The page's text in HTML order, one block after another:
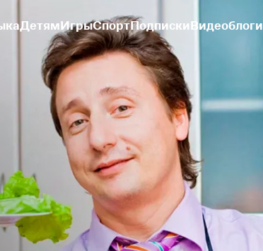
ДетямИгрыСпортПодпискиВидеоблоги